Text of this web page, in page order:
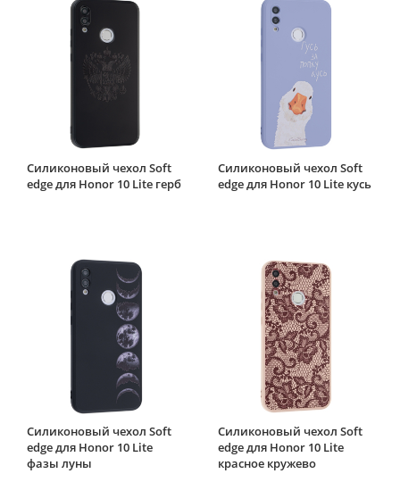
Силиконовый чехол Soft
edge для Honor 10 Lite герб
Силиконовый чехол Soft
edge для Honor 10 Lite кусь
Силиконовый чехол Soft
edge для Honor 10 Lite
фазы луны
Силиконовый чехол Soft
edge для Honor 10 Lite
красное кружево